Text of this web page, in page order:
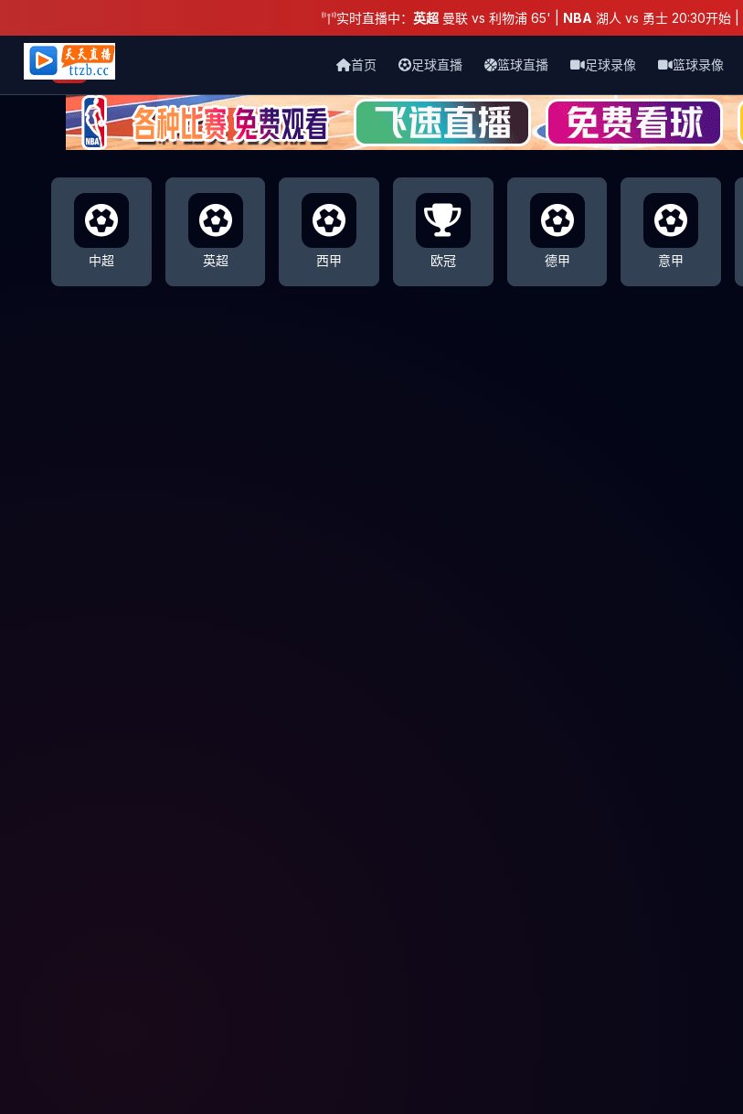
实时直播中： 英超曼联 vs 利物浦 65' | NBA 湖人 vs 勇士 20:30开始 |
天天直播网
首页 足球直播 篮球直播 足球录像 篮球录像
中超 英超 西甲 欧冠 德甲 意甲